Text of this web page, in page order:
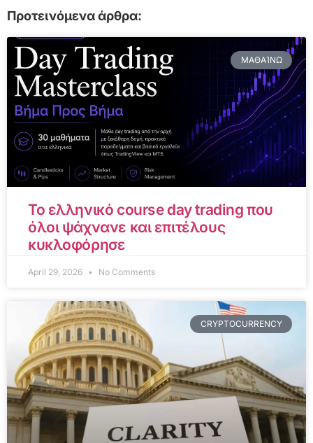
Προτεινόμενα άρθρα:
ΜΑΘΑΊΝΩ
Το ελληνικό course day trading που
όλοι ψάχνανε και επιτέλους
κυκλοφόρησε
April 29, 2026 No Comments
CRYPTOCURRENCY